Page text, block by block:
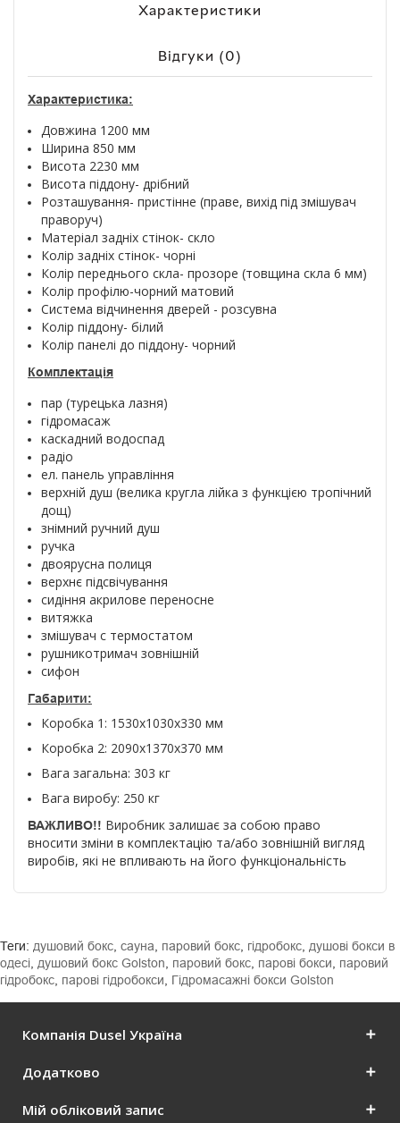
Характеристики
Відгуки (0)
Характеристика:
Довжина 1200 мм
Ширина 850 мм
Висота 2230 мм
Висота піддону- дрібний
Розташування- пристінне (праве, вихід під змішувач
праворуч)
Матеріал задніх стінок- скло
Колір задніх стінок- чорні
Колір переднього скла- прозоре (товщина скла 6 мм)
Колір профілю-чорний матовий
Система відчинення дверей - розсувна
Колір піддону- білий
Колір панелі до піддону- чорний
Комплектація
пар (турецька лазня)
гідромасаж
каскадний водоспад
радіо
ел. панель управління
верхній душ (велика кругла лійка з функцією тропічний
дощ)
знімний ручний душ
ручка
двоярусна полиця
верхнє підсвічування
сидіння акрилове переносне
витяжка
змішувач с термостатом
рушникотримач зовнішній
сифон
Габарити:
Коробка 1: 1530x1030x330 мм
Коробка 2: 2090x1370x370 мм
Вага загальна: 303 кг
Вага виробу: 250 кг
ВАЖЛИВО!! Виробник залишає за собою право
вносити зміни в комплектацію та/або зовнішній вигляд
виробів, які не впливають на його функціональність
Теги: душовий бокс сауна паровий бокс гідробокс душові бокси в
одесі душовий бокс Golston паровий бокс парові бокси
паровий
гідробокс парові гідробокси Гідромасажні бокси Golston
Компанія Dusel Україна
Додатково
Мій обліковий запис